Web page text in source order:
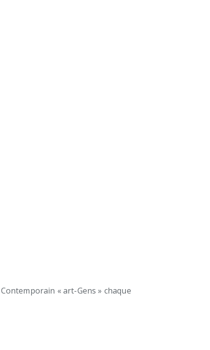
« art-Gens » chaque